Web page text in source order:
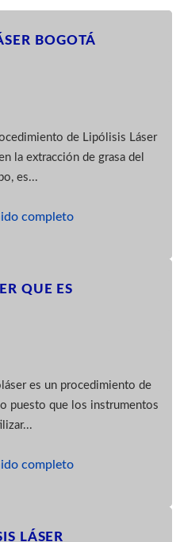
BOGOTÁ
de Lipólisis Láser
la extracción de grasa del
es...
completo
QUE ES
es un procedimiento de
puesto que los instrumentos
completo
LÁSER